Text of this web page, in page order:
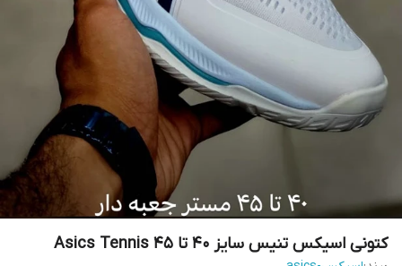
کتونی اسیکس تنیس سایز ۴۰ تا ۴۵ Asics Tennis